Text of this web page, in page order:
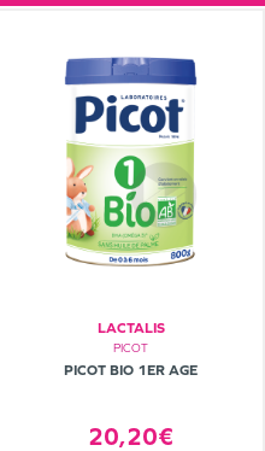
LACTALIS
PICOT
PICOT BIO 1ER AGE
20,20€